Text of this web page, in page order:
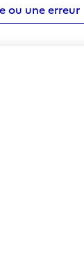
ou une erreur